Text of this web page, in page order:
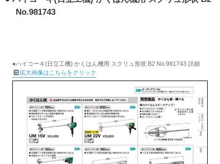
No.981743
●ハイコーキ(日立工機) かくはん機用 スクリュ形状 B2 No.981743 詳細
拡大画像はこちらをクリック